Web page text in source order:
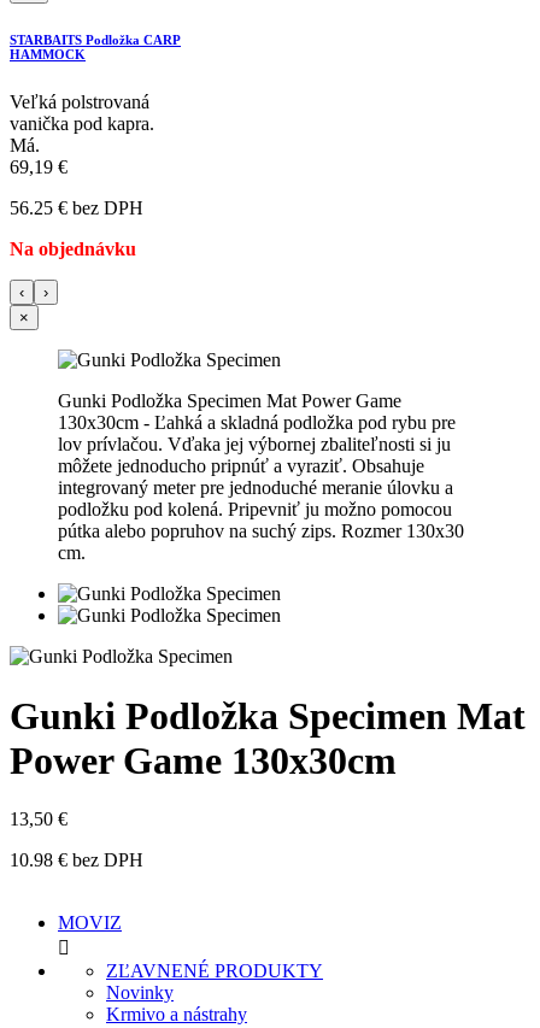
STARBAITS Podložka CARP
HAMMOCK
Veľká polstrovaná
vanička pod kapra.
Má.
69,19 €
56.25 € bez DPH
Na objednávku
‹
›
×
Gunki Podložka Specimen Mat Power Game
130x30cm - Ľahká a skladná podložka pod rybu pre
lov prívlačou. Vďaka jej výbornej zbaliteľnosti si ju
môžete jednoducho pripnúť a vyraziť. Obsahuje
integrovaný meter pre jednoduché meranie úlovku a
podložku pod kolená. Pripevniť ju možno pomocou
pútka alebo popruhov na suchý zips. Rozmer 130x30
cm.
Gunki Podložka Specimen Mat
Power Game 130x30cm
13,50 €
10.98 € bez DPH
MOVIZ

ZĽAVNENÉ PRODUKTY
Novinky
Krmivo a nástrahy